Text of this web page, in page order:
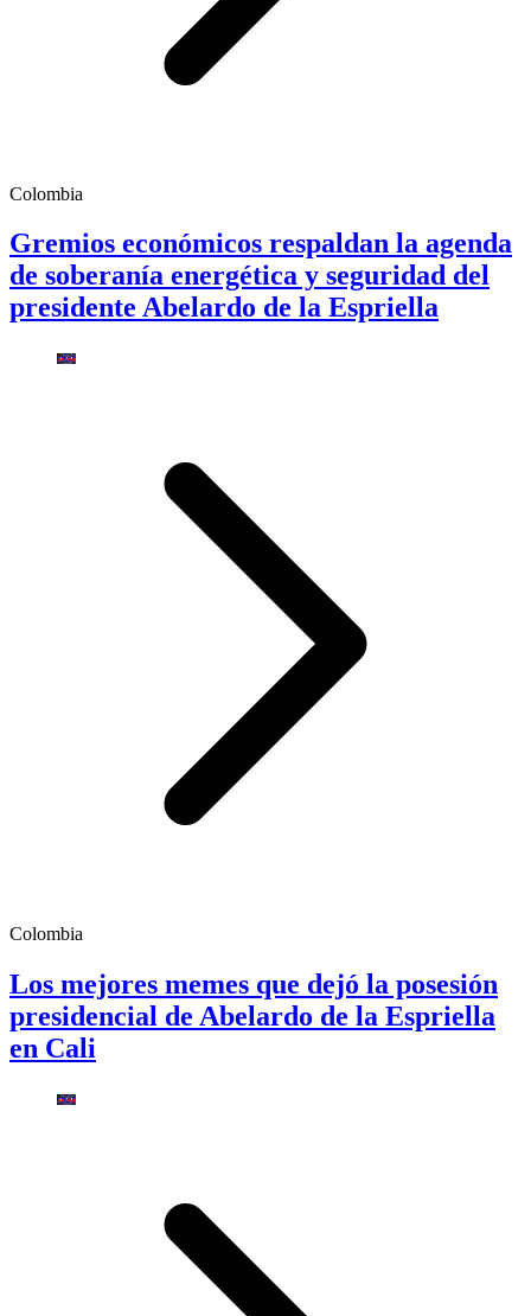
Colombia
Gremios económicos respaldan la agenda
de soberanía energética y seguridad del
presidente Abelardo de la Espriella
Colombia
Los mejores memes que dejó la posesión
presidencial de Abelardo de la Espriella
en Cali